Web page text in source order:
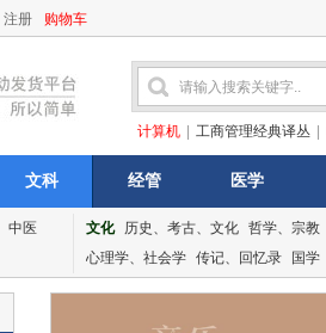
注册 购物车
计算机 工商管理经典译丛
文科 经管 医学
中医
文化 历史、考古、文化 哲学、宗教
心理学、社会学 传记、回忆录 国学